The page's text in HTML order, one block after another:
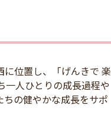
位置し、「げんきで 楽
一人ひとりの成長過程や
の健やかな成長をサポ